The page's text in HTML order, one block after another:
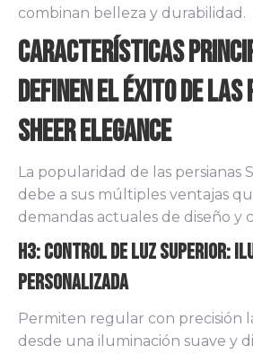
combinan belleza y durabilidad.
Características
Definen el Éxito de las
Sheer Elegance
La popularidad de las persianas
debe a sus múltiples ventajas
demandas actuales de diseño y
H3: Control de Luz Superior:
Personalizada
Permiten regular con precisión
desde una iluminación suave y